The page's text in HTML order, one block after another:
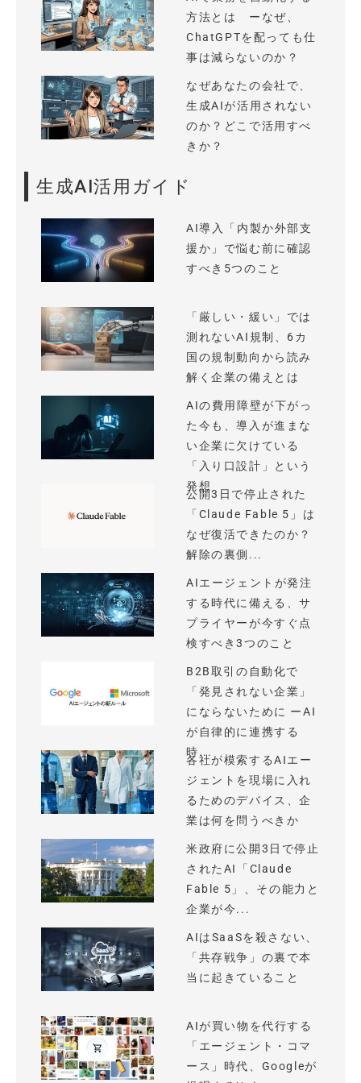
方法とは ーなぜ、
ChatGPTを配っても仕
事は減らないのか？
なぜあなたの会社で、
生成AIが活用されない
のか？どこで活用すべ
きか？
生成AI活用ガイド
AI導入「内製か外部支
援か」で悩む前に確認
すべき5つのこと
「厳しい・緩い」では
測れないAI規制、6カ
国の規制動向から読み
解く企業の備えとは
AIの費用障壁が下がっ
た今も、導入が進まな
い企業に欠けている
「入り口設計」という
発想
公開3日で停止された
「Claude Fable 5」は
なぜ復活できたのか？
解除の裏側...
AIエージェントが発注
する時代に備える、サ
プライヤーが今すぐ点
検すべき3つのこと
B2B取引の自動化で
「発見されない企業」
にならないために ーAI
が自律的に連携する
時...
各社が模索するAIエー
ジェントを現場に入れ
るためのデバイス、企
業は何を問うべきか
米政府に公開3日で停止
されたAI「Claude
Fable 5」、その能力と
企業が今...
AIはSaaSを殺さない、
「共存戦争」の裏で本
当に起きていること
AIが買い物を代行する
「エージェント・コマ
ース」時代、Googleが